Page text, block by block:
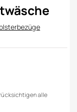
alle